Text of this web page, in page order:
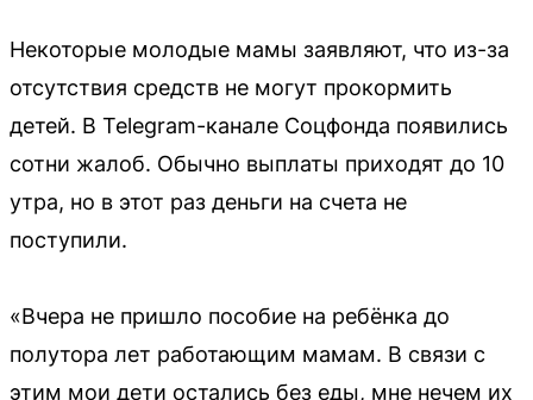
Некоторые молодые мамы заявляют, что из-за
отсутствия средств не могут прокормить
детей. В Telegram-канале Соцфонда появились
сотни жалоб. Обычно выплаты приходят до 10
утра, но в этот раз деньги на счета не
поступили.
«Вчера не пришло пособие на ребёнка до
полутора лет работающим мамам. В связи с
этим мои дети остались без еды, мне нечем их